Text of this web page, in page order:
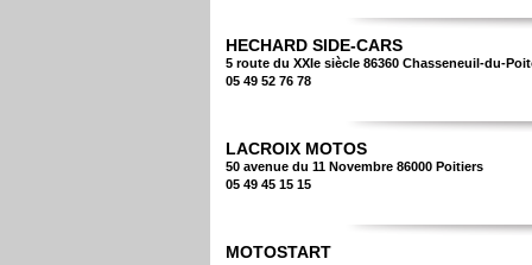
HECHARD SIDE-CARS
5 route du XXIe siècle 86360 Chasseneuil-du-
05 49 52 76 78
LACROIX MOTOS
50 avenue du 11 Novembre 86000 Poitiers
05 49 45 15 15
MOTOSTART